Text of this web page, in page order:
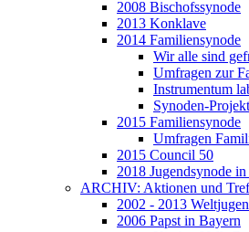
2008 Bischofssynode
2013 Konklave
2014 Familiensynode
Wir alle sind
Umfragen zur
Instrumentum
Synoden-
2015 Familiensynode
Umfragen
2015 Council 50
2018 Jugendsynode
ARCHIV: Aktionen und
2002 - 2013
2006 Papst in Bayern